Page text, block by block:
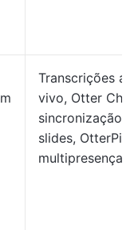
Transcrições ao
vivo, Otter Chat,
sincronização
slides, OtterPilot
multipresença